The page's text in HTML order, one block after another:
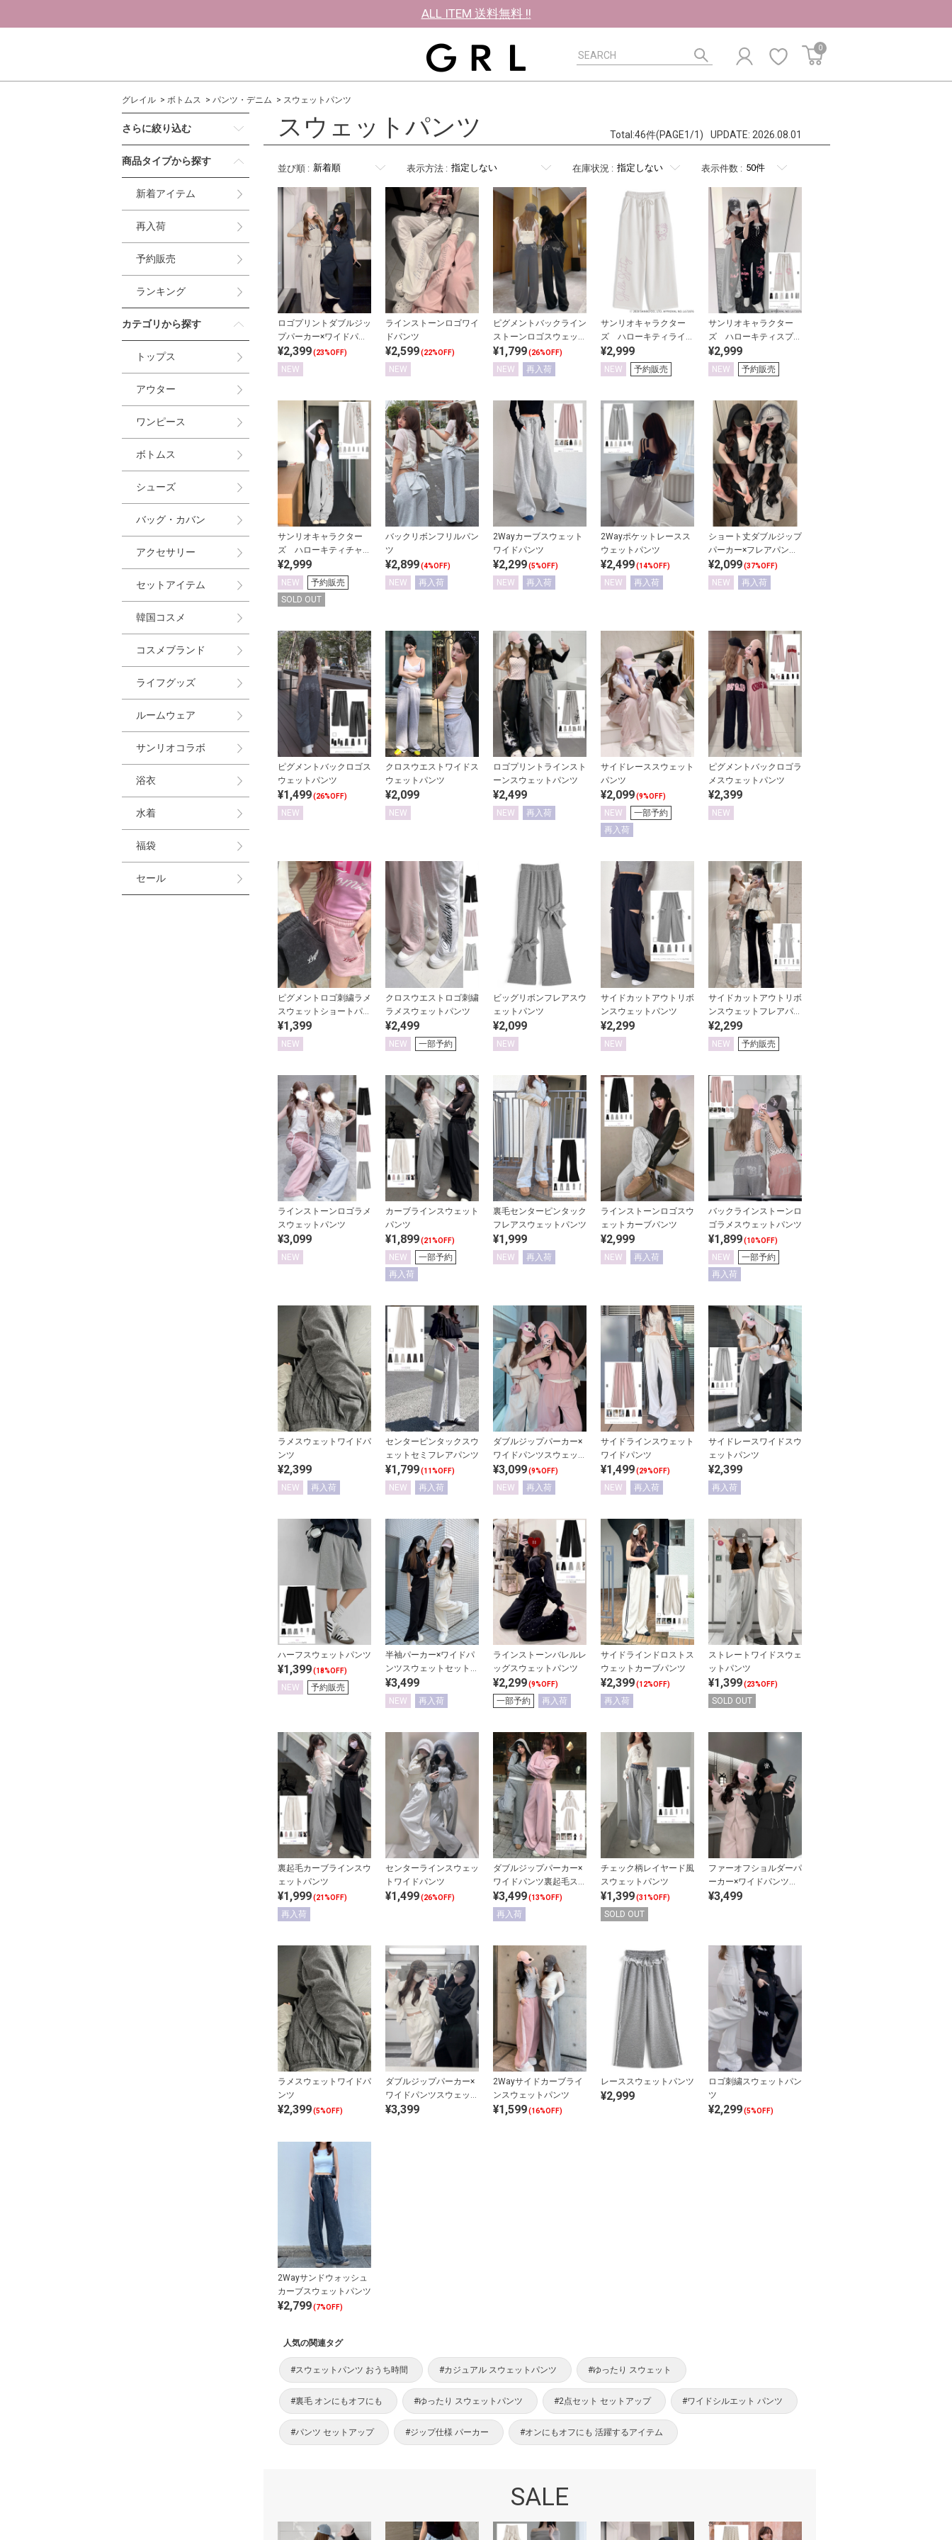
ALL ITEM 送料無料 !!
0
グレイル ボトムス パンツ・デニム スウェットパンツ
さらに絞り込む
商品タイプから探す
新着アイテム
再入荷
予約販売
ランキング
カテゴリから探す
トップス
アウター
ワンピース
ボトムス
シューズ
バッグ・カバン
アクセサリー
セットアイテム
韓国コスメ
コスメブランド
ライフグッズ
ルームウェア
サンリオコラボ
浴衣
水着
福袋
セール
スウェットパンツ Total:46件(PAGE1/1) UPDATE: 2026.08.01
並び順 : 表示方法 : 在庫状況 : 表示件数 :
ロゴプリントダブルジッ
プパーカー×ワイドパン
ツセットアップ
¥2,399(23%OFF)
NEW
ラインストーンロゴワイ
ドパンツ
¥2,599(22%OFF)
NEW
ピグメントバックライン
ストーンロゴスウェット
パンツ
¥1,799(26%OFF)
NEW 再入荷
サンリオキャラクター
ズ ハローキティライン
ストーンカーブパンツ
¥2,999
NEW 予約販売
サンリオキャラクター
ズ ハローキティスプレ
ーグラフィティカーブパ
ンツ
¥2,999
NEW 予約販売
サンリオキャラクター
ズ ハローキティチャー
ムプリントカーブパンツ
¥2,999
NEW
予約販売
SOLD OUT
バックリボンフリルパン
ツ
¥2,899(4%OFF)
NEW 再入荷
2Wayカーブスウェット
ワイドパンツ
¥2,299(5%OFF)
NEW 再入荷
2Wayポケットレースス
ウェットパンツ
¥2,499(14%OFF)
NEW 再入荷
ショート丈ダブルジップ
パーカー×フレアパンツ
スウェットセットアップ
¥2,099(37%OFF)
NEW 再入荷
ピグメントバックロゴス
ウェットパンツ
¥1,499(26%OFF)
NEW
クロスウエストワイドス
ウェットパンツ
¥2,099
NEW
ロゴプリントラインスト
ーンスウェットパンツ
¥2,499
NEW 再入荷
サイドレーススウェット
パンツ
¥2,099(9%OFF)
NEW
一部予約
再入荷
ピグメントバックロゴラ
メスウェットパンツ
¥2,399
NEW
ピグメントロゴ刺繍ラメ
スウェットショートパン
ツ
¥1,399
NEW
クロスウエストロゴ刺繍
ラメスウェットパンツ
¥2,499
NEW 一部予約
ビッグリボンフレアスウ
ェットパンツ
¥2,099
NEW
サイドカットアウトリボ
ンスウェットパンツ
¥2,299
NEW
サイドカットアウトリボ
ンスウェットフレアパン
ツ
¥2,299
NEW 予約販売
ラインストーンロゴラメ
スウェットパンツ
¥3,099
NEW
カーブラインスウェット
パンツ
¥1,899(21%OFF)
NEW
一部予約
再入荷
裏毛センターピンタック
フレアスウェットパンツ
¥1,999
NEW 再入荷
ラインストーンロゴスウ
ェットカーブパンツ
¥2,999
NEW 再入荷
バックラインストーンロ
ゴラメスウェットパンツ
¥1,899(10%OFF)
NEW
一部予約
再入荷
ラメスウェットワイドパ
ンツ
¥2,399
NEW 再入荷
センターピンタックスウ
ェットセミフレアパンツ
¥1,799(11%OFF)
NEW 再入荷
ダブルジップパーカー×
ワイドパンツスウェット
セットアップ
¥3,099(9%OFF)
NEW 再入荷
サイドラインスウェット
ワイドパンツ
¥1,499(29%OFF)
NEW 再入荷
サイドレースワイドスウ
ェットパンツ
¥2,399
再入荷
ハーフスウェットパンツ
¥1,399(18%OFF)
NEW 予約販売
半袖パーカー×ワイドパ
ンツスウェットセットア
ップ
¥3,499
NEW 再入荷
ラインストーンバレルレ
ッグスウェットパンツ
¥2,299(9%OFF)
一部予約 再入荷
サイドラインドロストス
ウェットカーブパンツ
¥2,399(12%OFF)
再入荷
ストレートワイドスウェ
ットパンツ
¥1,399(23%OFF)
SOLD OUT
裏起毛カーブラインスウ
ェットパンツ
¥1,999(21%OFF)
再入荷
センターラインスウェッ
トワイドパンツ
¥1,499(26%OFF)
ダブルジップパーカー×
ワイドパンツ裏起毛スウ
ェットセットアップ
¥3,499(13%OFF)
再入荷
チェック柄レイヤード風
スウェットパンツ
¥1,399(31%OFF)
SOLD OUT
ファーオフショルダーパ
ーカー×ワイドパンツス
ウェットセットアップ
¥3,499
ラメスウェットワイドパ
ンツ
¥2,399(5%OFF)
ダブルジップパーカー×
ワイドパンツスウェット
セットアップ
¥3,399
2Wayサイドカーブライ
ンスウェットパンツ
¥1,599(16%OFF)
レーススウェットパンツ
¥2,999
ロゴ刺繍スウェットパン
ツ
¥2,299(5%OFF)
2Wayサンドウォッシュ
カーブスウェットパンツ
¥2,799(7%OFF)
人気の関連タグ
#スウェットパンツ おうち時間 #カジュアル スウェットパンツ #ゆったり スウェット
#裏毛 オンにもオフにも #ゆったり スウェットパンツ #2点セット セットアップ #ワイドシルエット パンツ
#パンツ セットアップ #ジップ仕様 パーカー #オンにもオフにも 活躍するアイテム
SALE